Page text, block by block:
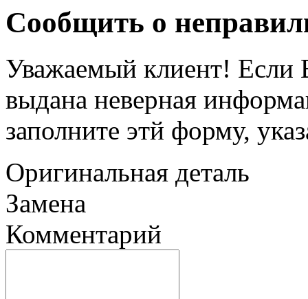
Сообщить о
Уважаемый клиент! Если
выдана неверная
заполните этй форму,
Оригинальная деталь
Замена
Комментарий